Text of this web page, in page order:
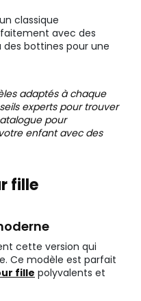
classique
avec des
des bottines pour une
adaptés à chaque
experts pour trouver
pour
enfant avec des
fille
cette version qui
Ce modèle est parfait
fille polyvalents et